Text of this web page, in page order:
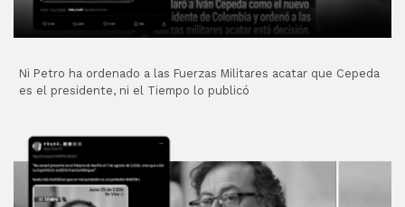
Ni Petro ha ordenado a las Fuerzas Militares acatar que Cepeda
es el presidente, ni el Tiempo lo publicó